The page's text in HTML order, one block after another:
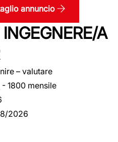
annuncio
A
– valutare
- 1800 mensile
2026